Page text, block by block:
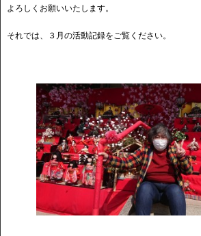
よろしくお願いいたします。
それでは、３月の活動記録をご覧ください。